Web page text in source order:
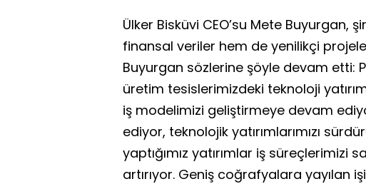
Ülker Bisküvi CEO’su Mete Buyurgan,
finansal veriler hem de yenilikçi
Buyurgan sözlerine şöyle devam etti:
üretim tesislerimizdeki teknoloji
iş modelimizi geliştirmeye devam
ediyor, teknolojik yatırımlarımızı
yaptığımız yatırımlar iş süreçlerimizi
artırıyor. Geniş coğrafyalara yayılan